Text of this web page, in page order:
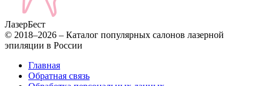
ЛазерБест
© 2018–2026 – Каталог популярных салонов лазерной
эпиляции в России
Главная
Обратная связь